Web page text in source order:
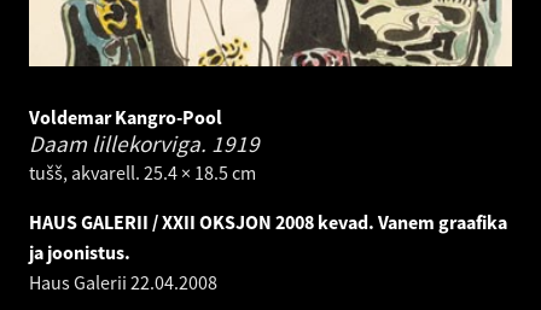
Voldemar Kangro-Pool
Daam lillekorviga. 1919
tušš, akvarell. 25.4 × 18.5 cm
HAUS GALERII / XXII OKSJON 2008 kevad. Vanem graafika
ja joonistus.
Haus Galerii 22.04.2008